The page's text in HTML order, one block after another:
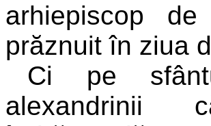
arhiepiscop
prăznuit în ziua
Ci pe
alexandrinii